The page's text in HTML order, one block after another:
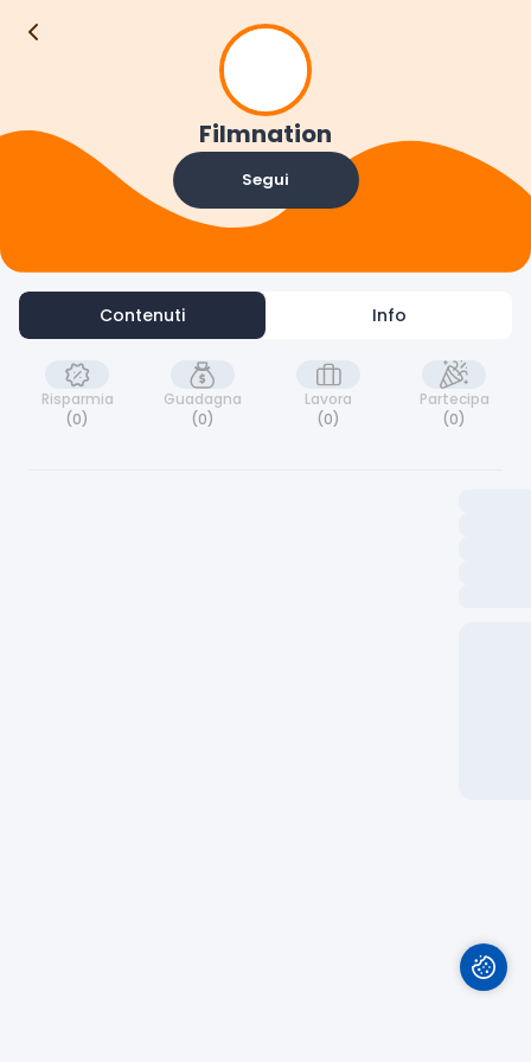
Filmnation
Segui
Contenuti Info
Risparmia
(0)
Guadagna
(0)
Lavora
(0)
Partecipa
(0)